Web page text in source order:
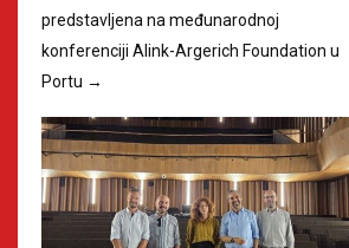
predstavljena na međunarodnoj
konferenciji Alink-Argerich Foundation u
Portu →